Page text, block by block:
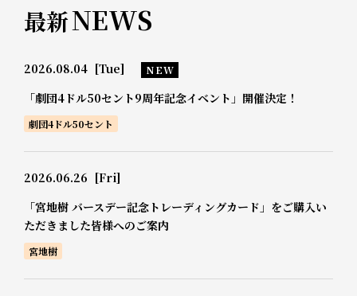
最新NEWS
2026.08.04 [Tue] NEW
「劇団4ドル50セント9周年記念イベント」開催決定！
劇団4ドル50セント
2026.06.26 [Fri]
「宮地樹 バースデー記念トレーディングカード」をご購入い
ただきました皆様へのご案内
宮地樹